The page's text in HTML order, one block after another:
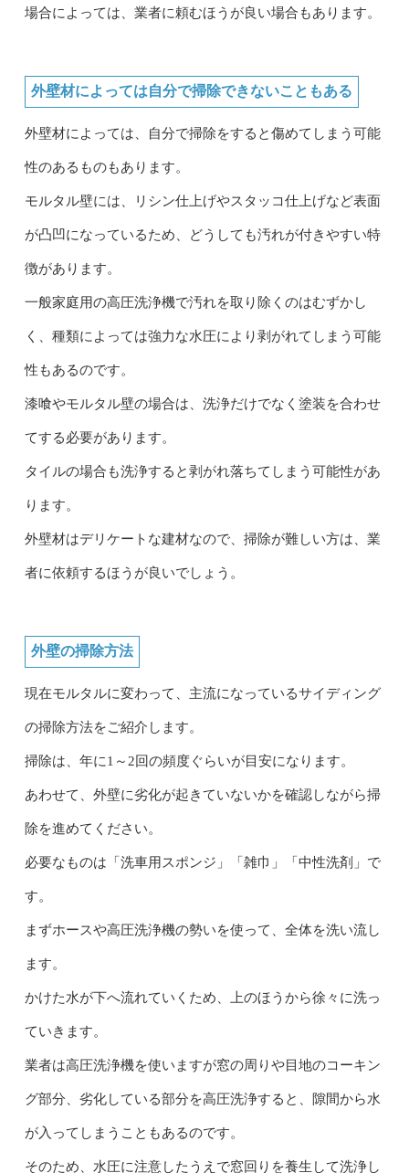
場合によっては、業者に頼むほうが良い場合もあります。
外壁材によっては自分で掃除できないこともある
外壁材によっては、自分で掃除をすると傷めてしまう可能
性のあるものもあります。
モルタル壁には、リシン仕上げやスタッコ仕上げなど表面
が凸凹になっているため、どうしても汚れが付きやすい特
徴があります。
一般家庭用の高圧洗浄機で汚れを取り除くのはむずかし
く、種類によっては強力な水圧により剥がれてしまう可能
性もあるのです。
漆喰やモルタル壁の場合は、洗浄だけでなく塗装を合わせ
てする必要があります。
タイルの場合も洗浄すると剥がれ落ちてしまう可能性があ
ります。
外壁材はデリケートな建材なので、掃除が難しい方は、業
者に依頼するほうが良いでしょう。
外壁の掃除方法
現在モルタルに変わって、主流になっているサイディング
の掃除方法をご紹介します。
掃除は、年に1～2回の頻度ぐらいが目安になります。
あわせて、外壁に劣化が起きていないかを確認しながら掃
除を進めてください。
必要なものは「洗車用スポンジ」「雑巾」「中性洗剤」で
す。
まずホースや高圧洗浄機の勢いを使って、全体を洗い流し
ます。
かけた水が下へ流れていくため、上のほうから徐々に洗っ
ていきます。
業者は高圧洗浄機を使いますが窓の周りや目地のコーキン
グ部分、劣化している部分を高圧洗浄すると、隙間から水
が入ってしまうこともあるのです。
そのため、水圧に注意したうえで窓回りを養生して洗浄し